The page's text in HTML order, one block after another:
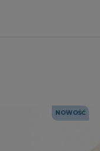
NOWOŚĆ